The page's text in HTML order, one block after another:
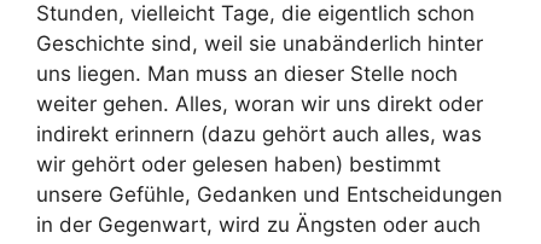
Stunden, vielleicht Tage, die eigentlich schon
Geschichte sind, weil sie unabänderlich hinter
uns liegen. Man muss an dieser Stelle noch
weiter gehen. Alles, woran wir uns direkt oder
indirekt erinnern (dazu gehört auch alles, was
wir gehört oder gelesen haben) bestimmt
unsere Gefühle, Gedanken und Entscheidungen
in der Gegenwart, wird zu Ängsten oder auch